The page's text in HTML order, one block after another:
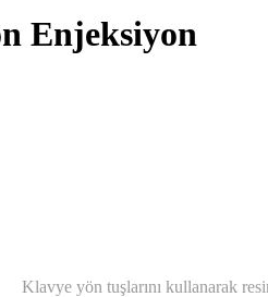
Enjeksiyon
Klavye yön tuşlarını kullanarak